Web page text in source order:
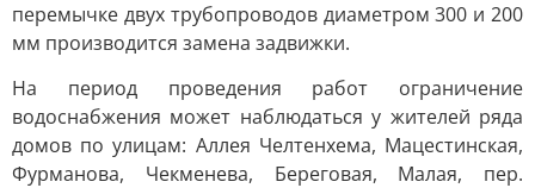
перемычке двух трубопроводов диаметром 300 и 200
мм производится замена задвижки.
На период проведения работ ограничение
водоснабжения может наблюдаться у жителей ряда
домов по улицам: Аллея Челтенхема, Мацестинская,
Фурманова, Чекменева, Береговая, Малая, пер.